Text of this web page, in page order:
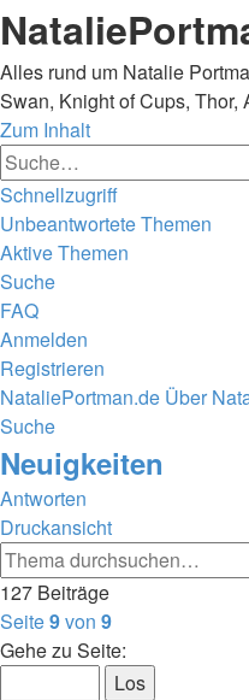
Alles rund um Natalie
Swan, Knight of Cups, Thor,
Zum Inhalt
Schnellzugriff
Unbeantwortete Themen
Aktive Themen
Suche
FAQ
Anmelden
Registrieren
NataliePortman.de Über
Suche
Neuigkeiten
Antworten
Druckansicht
127 Beiträge
Seite9von 9
Gehe zu Seite: